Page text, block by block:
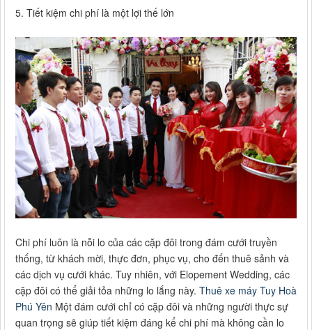
5. Tiết kiệm chi phí là một lợi thế lớn
Chi phí luôn là nỗi lo của các cặp đôi trong đám cưới truyền
thống, từ khách mời, thực đơn, phục vụ, cho đến thuê sảnh và
các dịch vụ cưới khác. Tuy nhiên, với Elopement Wedding, các
cặp đôi có thể giải tỏa những lo lắng này. Thuê xe máy Tuy Hoà
Phú Yên Một đám cưới chỉ có cặp đôi và những người thực sự
quan trọng sẽ giúp tiết kiệm đáng kể chi phí mà không cần lo